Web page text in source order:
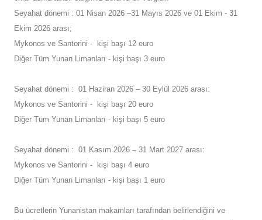
Seyahat dönemi : 01 Nisan 2026 –31 Mayıs 2026 ve 01 Ekim - 31
Ekim 2026 arası;
Mykonos ve Santorini - kişi başı 12 euro
Diğer Tüm Yunan Limanları - kişi başı 3 euro
Seyahat dönemi : 01 Haziran 2026 – 30 Eylül 2026 arası:
Mykonos ve Santorini - kişi başı 20 euro
Diğer Tüm Yunan Limanları - kişi başı 5 euro
Seyahat dönemi : 01 Kasım 2026 – 31 Mart 2027 arası:
Mykonos ve Santorini - kişi başı 4 euro
Diğer Tüm Yunan Limanları - kişi başı 1 euro
Bu ücretlerin Yunanistan makamları tarafından belirlendiğini ve